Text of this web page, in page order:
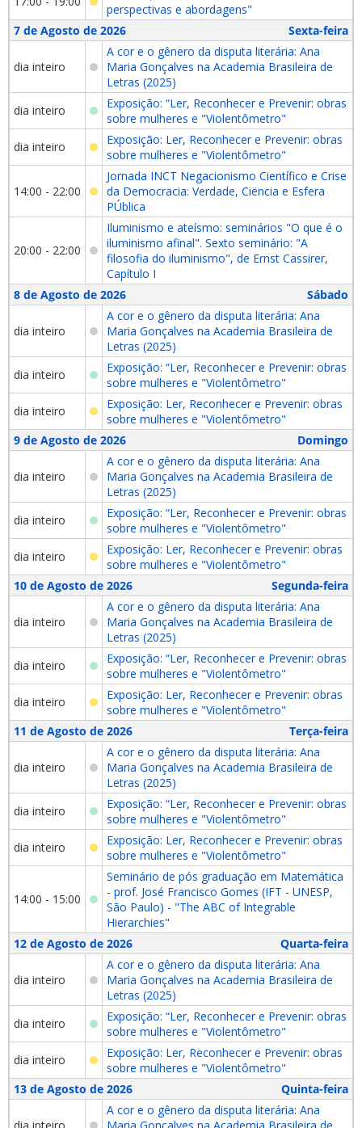
perspectivas e abordagens"
7 de Agosto de 2026
Sexta-feira
dia inteiro
A cor e o gênero da disputa literária: Ana
Maria Gonçalves na Academia Brasileira de
Letras (2025)
dia inteiro
Exposição: “Ler, Reconhecer e Prevenir: obras
sobre mulheres e "Violentômetro"
dia inteiro
Exposição: Ler, Reconhecer e Prevenir: obras
sobre mulheres e "Violentômetro"
14:00 - 22:00
Jornada INCT Negacionismo Científico e Crise
da Democracia: Verdade, Ciëncia e Esfera
PÚblica
20:00 - 22:00
Iluminismo e ateísmo: seminários "O que é o
iluminismo afinal". Sexto seminário: "A
filosofia do iluminismo", de Ernst Cassirer,
Capítulo I
8 de Agosto de 2026
Sábado
dia inteiro
A cor e o gênero da disputa literária: Ana
Maria Gonçalves na Academia Brasileira de
Letras (2025)
dia inteiro
Exposição: “Ler, Reconhecer e Prevenir: obras
sobre mulheres e "Violentômetro"
dia inteiro
Exposição: Ler, Reconhecer e Prevenir: obras
sobre mulheres e "Violentômetro"
9 de Agosto de 2026
Domingo
dia inteiro
A cor e o gênero da disputa literária: Ana
Maria Gonçalves na Academia Brasileira de
Letras (2025)
dia inteiro
Exposição: “Ler, Reconhecer e Prevenir: obras
sobre mulheres e "Violentômetro"
dia inteiro
Exposição: Ler, Reconhecer e Prevenir: obras
sobre mulheres e "Violentômetro"
10 de Agosto de 2026
Segunda-feira
dia inteiro
A cor e o gênero da disputa literária: Ana
Maria Gonçalves na Academia Brasileira de
Letras (2025)
dia inteiro
Exposição: “Ler, Reconhecer e Prevenir: obras
sobre mulheres e "Violentômetro"
dia inteiro
Exposição: Ler, Reconhecer e Prevenir: obras
sobre mulheres e "Violentômetro"
11 de Agosto de 2026
Terça-feira
dia inteiro
A cor e o gênero da disputa literária: Ana
Maria Gonçalves na Academia Brasileira de
Letras (2025)
dia inteiro
Exposição: “Ler, Reconhecer e Prevenir: obras
sobre mulheres e "Violentômetro"
dia inteiro
Exposição: Ler, Reconhecer e Prevenir: obras
sobre mulheres e "Violentômetro"
14:00 - 15:00
Seminário de pós graduação em Matemática
- prof. José Francisco Gomes (IFT - UNESP,
São Paulo) - "The ABC of Integrable
Hierarchies"
12 de Agosto de 2026
Quarta-feira
dia inteiro
A cor e o gênero da disputa literária: Ana
Maria Gonçalves na Academia Brasileira de
Letras (2025)
dia inteiro
Exposição: “Ler, Reconhecer e Prevenir: obras
sobre mulheres e "Violentômetro"
dia inteiro
Exposição: Ler, Reconhecer e Prevenir: obras
sobre mulheres e "Violentômetro"
13 de Agosto de 2026
Quinta-feira
A cor e o gênero da disputa literária: Ana